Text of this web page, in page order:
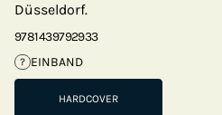
Düsseldorf.
9781439792933
? EINBAND
HARDCOVER